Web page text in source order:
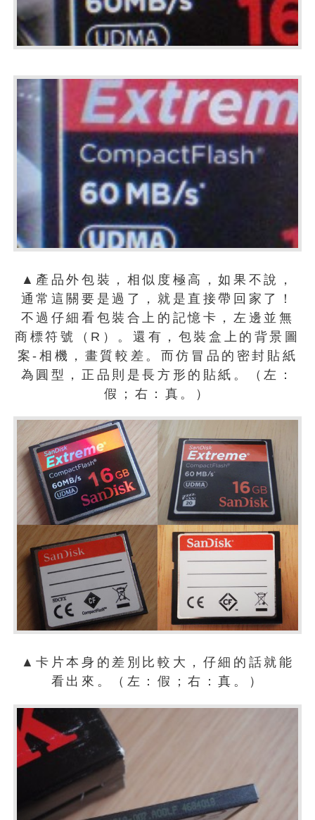
▲產品外包裝，相似度極高，如果不說，
通常這關要是過了，就是直接帶回家了！
不過仔細看包裝合上的記憶卡，左邊並無
商標符號（R）。還有，包裝盒上的背景圖
案-相機，畫質較差。而仿冒品的密封貼紙
為圓型，正品則是長方形的貼紙。（左：
假；右：真。）
▲卡片本身的差別比較大，仔細的話就能
看出來。（左：假；右：真。）